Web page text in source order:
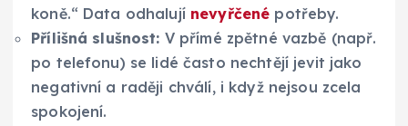
koně.“ Data odhalují nevyřčené potřeby.
Přílišná slušnost: V přímé zpětné vazbě (např.
po telefonu) se lidé často nechtějí jevit jako
negativní a raději chválí, i když nejsou zcela
spokojení.